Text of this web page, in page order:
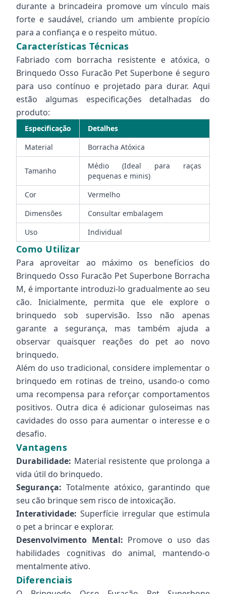
durante a brincadeira promove um vínculo mais
forte e saudável, criando um ambiente propício
para a confiança e o respeito mútuo.
Características Técnicas
Fabriado com borracha resistente e atóxica, o
Brinquedo Osso Furacão Pet Superbone é seguro
para uso contínuo e projetado para durar. Aqui
estão algumas especificações detalhadas do
produto:
Especificação
Detalhes
Material
Borracha Atóxica
Tamanho
Médio (Ideal para raças
pequenas e minis)
Cor
Vermelho
Dimensões
Consultar embalagem
Uso
Individual
Como Utilizar
Para aproveitar ao máximo os benefícios do
Brinquedo Osso Furacão Pet Superbone Borracha
M, é importante introduzi-lo gradualmente ao seu
cão. Inicialmente, permita que ele explore o
brinquedo sob supervisão. Isso não apenas
garante a segurança, mas também ajuda a
observar quaisquer reações do pet ao novo
brinquedo.
Além do uso tradicional, considere implementar o
brinquedo em rotinas de treino, usando-o como
uma recompensa para reforçar comportamentos
positivos. Outra dica é adicionar guloseimas nas
cavidades do osso para aumentar o interesse e o
desafio.
Vantagens
Durabilidade: Material resistente que prolonga a
vida útil do brinquedo.
Segurança: Totalmente atóxico, garantindo que
seu cão brinque sem risco de intoxicação.
Interatividade: Superfície irregular que estimula
o pet a brincar e explorar.
Desenvolvimento Mental: Promove o uso das
habilidades cognitivas do animal, mantendo-o
mentalmente ativo.
Diferenciais